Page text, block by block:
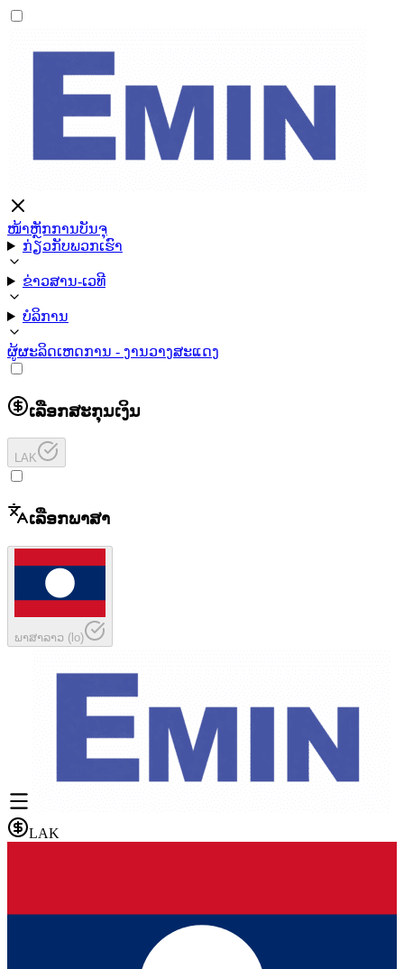
ໜ້າຫຼັກການບັນຈຸ
ກ່ຽວກັບພວກເຮົາ
ຂ່າວສານ-ເວທີ
ບໍລິການ
ຜູ້ຜະລິດເຫດການ - ງານວາງສະແດງ
ເລືອກສະກຸນເງິນ
LAK
ເລືອກພາສາ
ພາສາລາວ (lo)
LAK